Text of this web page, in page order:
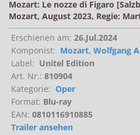
Mozart: Le nozze di Figaro
Mozart, August 2023, Regie:
Erschienen am: 26.Jul.2024
Komponist: Mozart, Wolfgang
Label: Unitel Edition
Art. Nr.: 810904
Kategorie: Oper
Format: Blu-ray
EAN: 0810116910885
Trailer ansehen